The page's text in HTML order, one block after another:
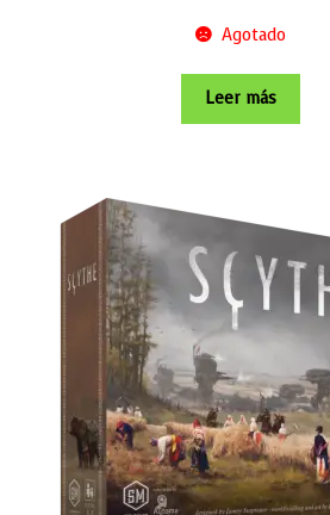
Agotado
Leer más